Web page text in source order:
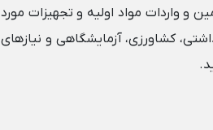
و واردات مواد اولیه و تجهیزات مورد
کشاورزی، آزمایشگاهی و نیازهای